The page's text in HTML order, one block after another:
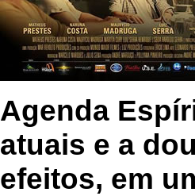
Agenda
atuais e a
efeitos, em